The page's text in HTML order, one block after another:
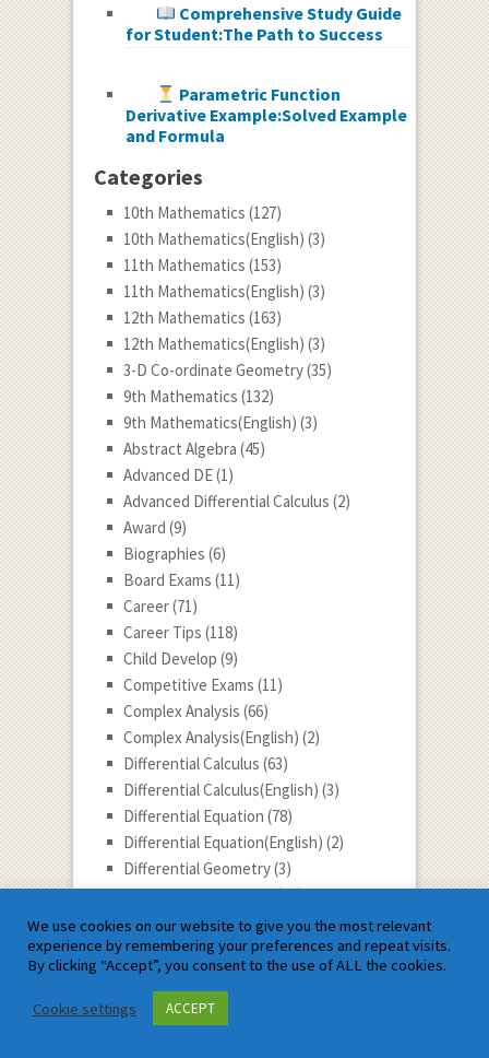
Comprehensive Study Guide
for Student:The Path to Success
Parametric Function
Derivative Example:Solved Example
and Formula
Categories
10th Mathematics (127)
10th Mathematics(English) (3)
11th Mathematics (153)
11th Mathematics(English) (3)
12th Mathematics (163)
12th Mathematics(English) (3)
3-D Co-ordinate Geometry(35)
9th Mathematics (132)
9th Mathematics(English) (3)
Abstract Algebra (45)
Advanced DE(1)
Advanced Differential Calculus (2)
Award (9)
Biographies (6)
Board Exams (11)
Career(71)
Career Tips (118)
Child Develop (9)
Competitive Exams (11)
Complex Analysis (66)
Complex Analysis(English) (2)
Differential Calculus (63)
Differential Calculus(English) (3)
Differential Equation (78)
Differential Equation(English) (2)
Differential Geometry(3)
Discrete Mathematics(29)
Dynamic(1)
Dynamics(56)
Economy(10)
Education(290)
Entertaining Math
We use cookies on our website to give you the most relevant
experience by remembering your preferences and repeat visits.
By clicking “Accept”, you consent to the use of ALL the cookies.
Cookie settings ACCEPT